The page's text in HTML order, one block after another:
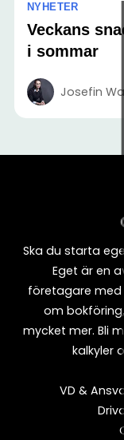
NYHETER
Veckans
i sommar
Josefin
Ska du starta
Eget är en
företagare med
om
mycket mer. Bli
kalkyler
VD &